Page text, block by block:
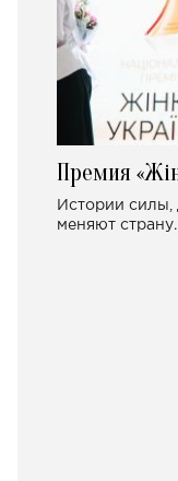
Премия
Истории силы,
меняют страну.